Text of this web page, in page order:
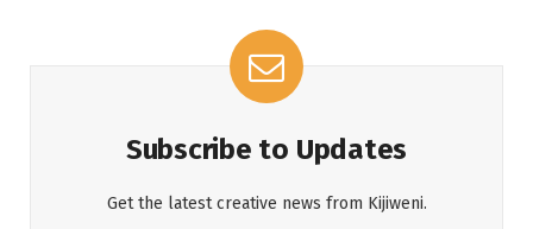
Subscribe to Updates
Get the latest creative news from Kijiweni.